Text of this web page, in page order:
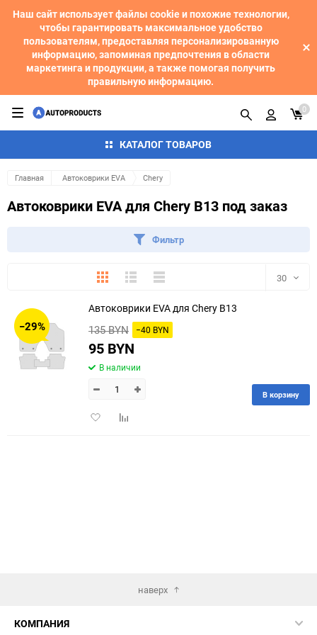
Наш сайт использует файлы cookie и похожие технологии,
чтобы гарантировать максимальное удобство
пользователям, предоставляя персонализированную
информацию, запоминая предпочтения в области
маркетинга и продукции, а также помогая получить
правильную информацию.
КАТАЛОГ ТОВАРОВ
0
Главная Автоковрики EVA Chery
Автоковрики EVA для Chery B13 под заказ
Фильтр
ПлиткаПодробноКомпактно 30
150
−29%
Автоковрики EVA для Chery B13
135 BYN −40 BYN
95 BYN
В наличии
ДобавитьДобавить
В корзину
наверх
КОМПАНИЯ